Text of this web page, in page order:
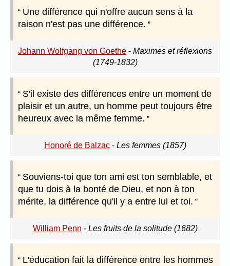
Une différence qui n'offre aucun sens à la
raison n'est pas une différence.
Johann Wolfgang von Goethe - Maximes et réflexions
(1749-1832)
S'il existe des différences entre un moment de
plaisir et un autre, un homme peut toujours être
heureux avec la même femme.
Honoré de Balzac- Les femmes (1857)
Souviens-toi que ton ami est ton semblable, et
que tu dois à la bonté de Dieu, et non à ton
mérite, la différence qu'il y a entre lui et toi.
William Penn - Les fruits de la solitude (1682)
L'éducation fait la différence entre les hommes